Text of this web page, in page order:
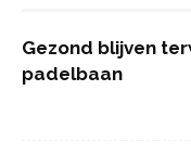
Gezond blijven
padelbaan